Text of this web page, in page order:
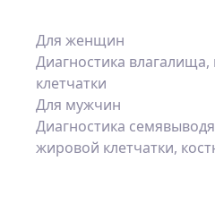
Для женщин
Диагностика
клетчатки
Для мужчин
Диагностика
жировой клетчатки,